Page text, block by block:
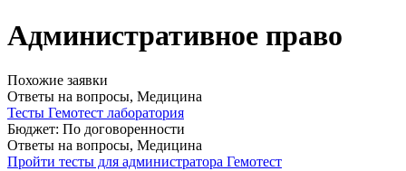
Административное право
Похожие заявки
Ответы на вопросы, Медицина
Тесты Гемотест лаборатория
Бюджет: По договоренности
Ответы на вопросы, Медицина
Пройти тесты для администратора Гемотест